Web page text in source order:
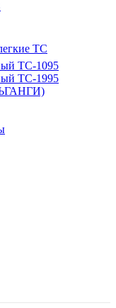
ТС
TC-1095
TC-1995